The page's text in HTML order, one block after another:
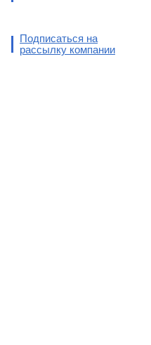
Подписаться на
рассылку компании